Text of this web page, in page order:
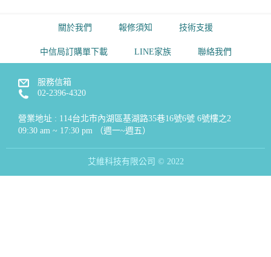
關於我們 報修須知 技術支援
中信局訂購單下載 LINE家族 聯絡我們
服務信箱
02-2396-4320
營業地址 : 114台北市內湖區基湖路35巷16號6號 6號樓之2
09:30 am ~ 17:30 pm （週一~週五）
艾維科技有限公司 © 2022